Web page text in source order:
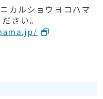
カルショウヨコハマ
さい。